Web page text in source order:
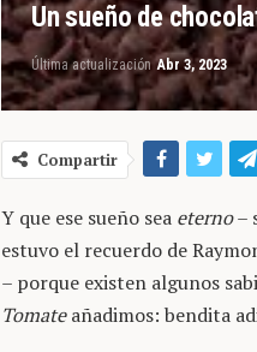
Un sueño de
Última actualización Abr 3, 2023
Compartir
Y que ese sueño sea eterno–
estuvo el recuerdo de
– porque existen algunos
Tomateañadimos: bendita